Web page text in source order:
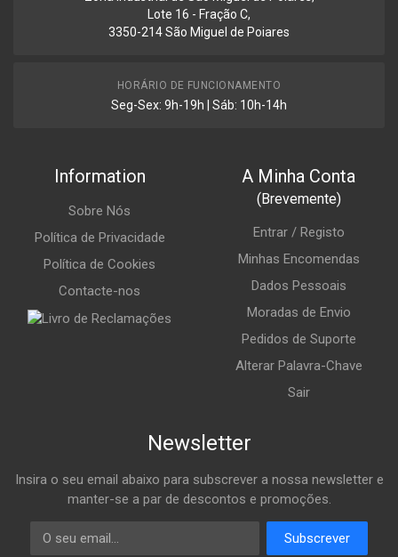
Lote 16 - Fração C,
3350-214 São Miguel de Poiares
HORÁRIO DE FUNCIONAMENTO
Seg-Sex: 9h-19h | Sáb: 10h-14h
Information
Sobre Nós
Política de Privacidade
Política de Cookies
Contacte-nos
A Minha Conta
(Brevemente)
Entrar / Registo
Minhas Encomendas
Dados Pessoais
Moradas de Envio
Pedidos de Suporte
Alterar Palavra-Chave
Sair
Newsletter
Insira o seu email abaixo para subscrever a nossa newsletter e
manter-se a par de descontos e promoções.
Email
Subscrever